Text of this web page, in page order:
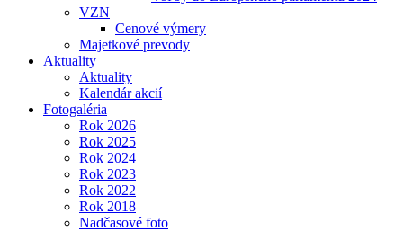
VZN
Cenové výmery
Majetkové prevody
Aktuality
Aktuality
Kalendár akcií
Fotogaléria
Rok 2026
Rok 2025
Rok 2024
Rok 2023
Rok 2022
Rok 2018
Nadčasové foto